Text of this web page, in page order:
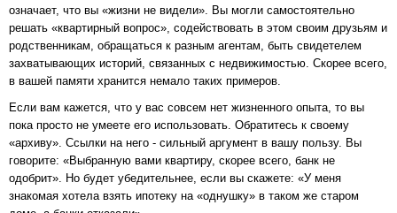
означает, что вы «жизни не видели». Вы могли самостоятельно
решать «квартирный вопрос», содействовать в этом своим друзьям и
родственникам, обращаться к разным агентам, быть свидетелем
захватывающих историй, связанных с недвижимостью. Скорее всего,
в вашей памяти хранится немало таких примеров.
Если вам кажется, что у вас совсем нет жизненного опыта, то вы
пока просто не умеете его использовать. Обратитесь к своему
«архиву». Ссылки на него - сильный аргумент в вашу пользу. Вы
говорите: «Выбранную вами квартиру, скорее всего, банк не
одобрит». Но будет убедительнее, если вы скажете: «У меня
знакомая хотела взять ипотеку на «однушку» в таком же старом